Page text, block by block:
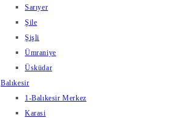
Sarıyer
Şile
Şişli
Ümraniye
Üsküdar
Balıkesir
1-Balıkesir Merkez
Karasi